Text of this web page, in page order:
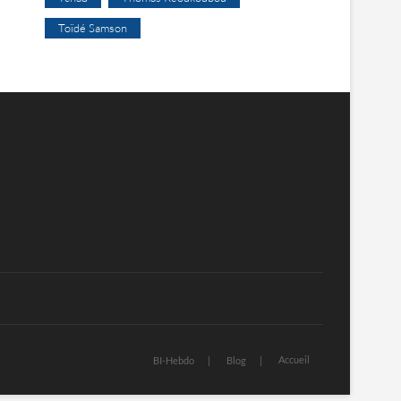
Toïdé Samson
BI-Hebdo Blog Accueil